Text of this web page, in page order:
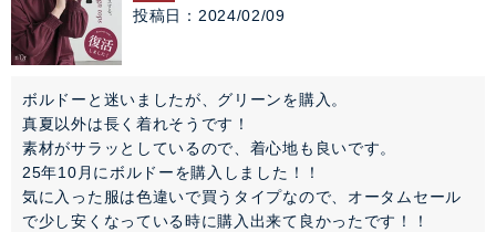
投稿日 2024/02/09
ボルドーと迷いましたが、グリーンを購入。
真夏以外は長く着れそうです！
素材がサラッとしているので、着心地も良いです。
25年10月にボルドーを購入しました！！
気に入った服は色違いで買うタイプなので、オータムセール
で少し安くなっている時に購入出来て良かったです！！